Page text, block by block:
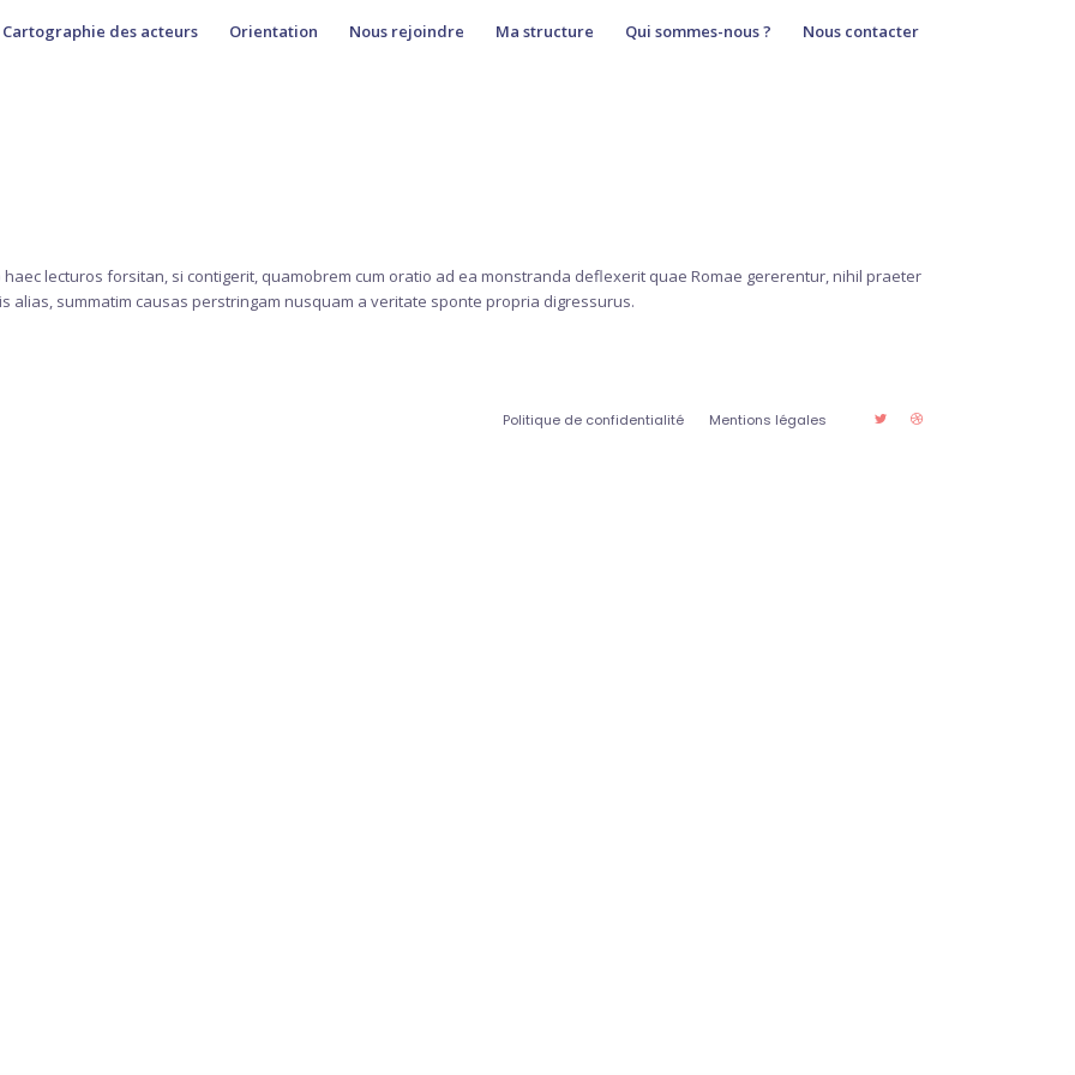
Cartographie des acteurs Orientation Nous rejoindre Ma structure Qui sommes-nous ? Nous contacter
lecturos forsitan, si contigerit, quamobrem cum oratio ad ea monstranda deflexerit quae Romae gererentur, nihil praeter
summatim causas perstringam nusquam a veritate sponte propria digressurus.
Politique de confidentialité Mentions légales